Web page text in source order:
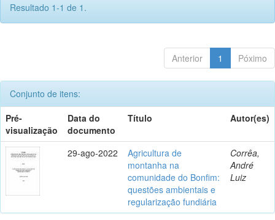
Resultado 1-1 de 1.
Anterior 1 Póximo
Conjunto de itens:
Pré-
visualização
Data do
documento
Título Autor(es)
29-ago-2022
Agricultura de
montanha na
comunidade do Bonfim:
questões ambientais e
regularização fundiária
Corrêa,
André
Luiz